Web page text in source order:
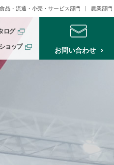
食品・流通・小売・サービス部門 農業部門
ログ
ョップ お問い合わせ